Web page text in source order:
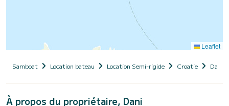
Leaflet
Samboat Location bateau Location Semi-rigide Croatie
À propos du propriétaire, Dani